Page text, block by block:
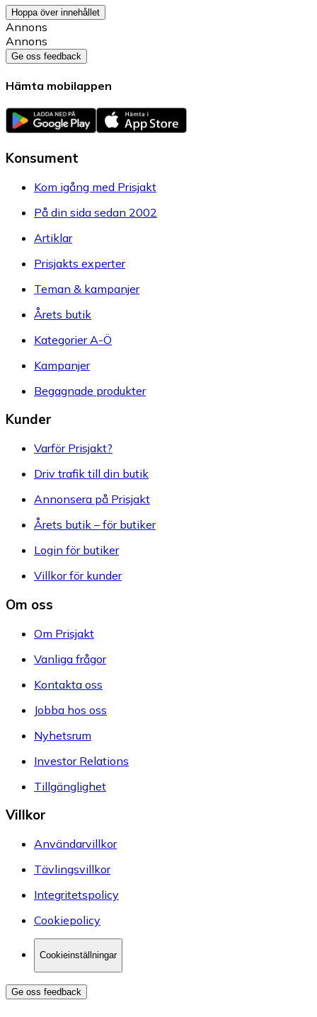
Hoppa över innehållet
Annons
Annons
Ge oss feedback
Hämta mobilappen
Konsument
Kom igång med Prisjakt
På din sida sedan 2002
Artiklar
Prisjakts experter
Teman & kampanjer
Årets butik
Kategorier A-Ö
Kampanjer
Begagnade produkter
Kunder
Varför Prisjakt?
Driv trafik till din butik
Annonsera på Prisjakt
Årets butik – för butiker
Login för butiker
Villkor för kunder
Om oss
Om Prisjakt
Vanliga frågor
Kontakta oss
Jobba hos oss
Nyhetsrum
Investor Relations
Tillgänglighet
Villkor
Användarvillkor
Tävlingsvillkor
Integritetspolicy
Cookiepolicy
Cookieinställningar
Ge oss feedback